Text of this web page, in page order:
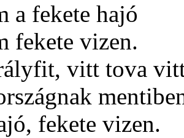
a fekete hajó
fekete vizen.
vitt tova
fekete vizen.